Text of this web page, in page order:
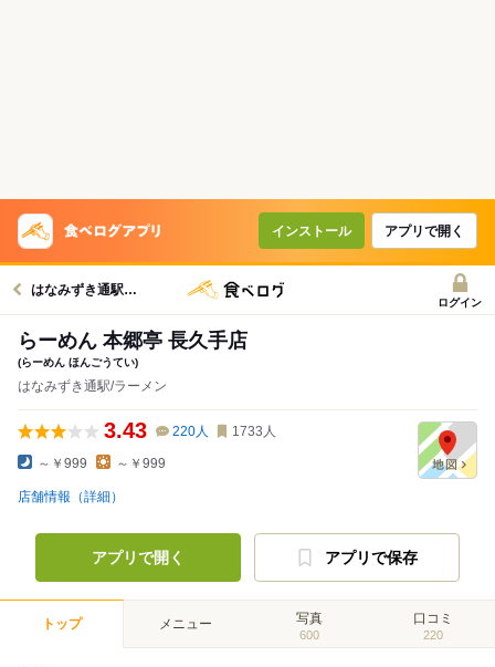
インストール アプリで開く
はなみずき通駅グルメへ
ログイン
らーめん 本郷亭 長久手店
(らーめん ほんごうてい)
はなみずき通駅/ラーメン
3.43 220人 1733 人
～￥999 ～￥999
店舗情報（詳細）
アプリで開く アプリで保存
トップ メニュー 写真
600
口コミ
220